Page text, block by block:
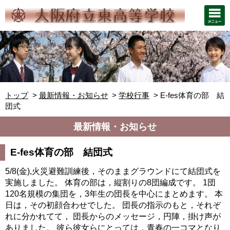
トップ 最新情報・お知らせ 学校行事
E-fes体育の部 結
団式
最新情報・お知らせ
E-fes体育の部 結団式
5/8(金),火災避難訓練後，そのままグラウンドにて結団式を
実施しました。 体育の部は，縦割りの8団編成です。 1団
120名規模の集団を，3年生の団長を中心にまとめます。 本
日は，その初顔合わせでした。 団長の指示のもと，それぞ
れに分かれてて， 団長からのメッセージ，円陣，掛け声が
ありました。 彼ら彼女らにとっては，青春の一コマとなり